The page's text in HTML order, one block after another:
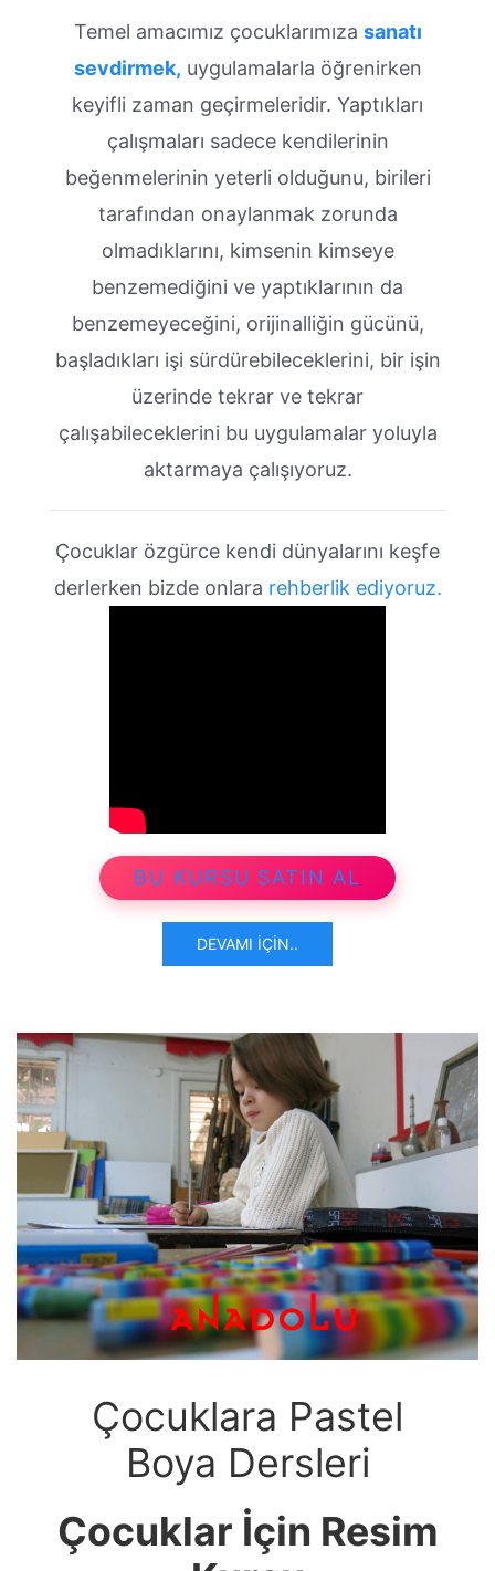
Temel amacımız çocuklarımıza sanatı
sevdirmek, uygulamalarla öğrenirken
keyifli zaman geçirmeleridir. Yaptıkları
çalışmaları sadece kendilerinin
beğenmelerinin yeterli olduğunu, birileri
tarafından onaylanmak zorunda
olmadıklarını, kimsenin kimseye
benzemediğini ve yaptıklarının da
benzemeyeceğini, orijinalliğin gücünü,
başladıkları işi sürdürebileceklerini, bir işin
üzerinde tekrar ve tekrar
çalışabileceklerini bu uygulamalar yoluyla
aktarmaya çalışıyoruz.
Çocuklar özgürce kendi dünyalarını keşfe
derlerken bizde onlara rehberlik ediyoruz.
BU KURSU SATIN AL
DEVAMI İÇIN..
Çocuklara Pastel
Boya Dersleri
Çocuklar İçin Resim